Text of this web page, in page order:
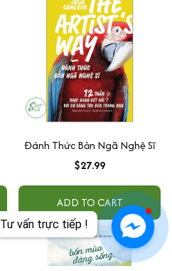
Tư vấn trực tiếp !
Đánh Thức Bản Ngã Nghệ Sĩ
$27.99
ADD TO CART